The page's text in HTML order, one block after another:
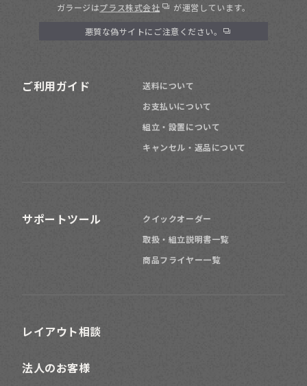
ガラージはプラス株式会社 が運営しています。
悪質な偽サイトにご注意ください。
ご利用ガイド
送料について
お支払いについて
組立・設置について
キャンセル・返品について
サポートツール
クイックオーダー
取扱・組立説明書一覧
商品フライヤー一覧
レイアウト相談
法人のお客様